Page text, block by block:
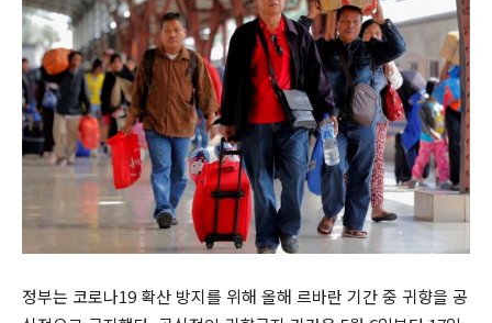
정부는 코로나19 확산 방지를 위해 올해 르바란 기간 중 귀향을 공